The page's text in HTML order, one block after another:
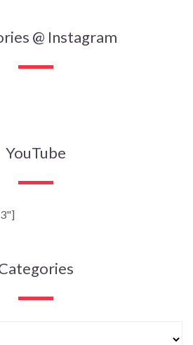
@ Instagram
YouTube